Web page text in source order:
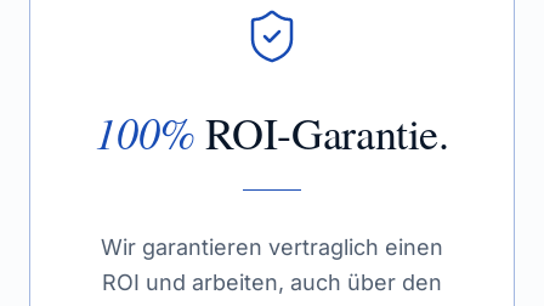
100%ROI-Garantie.
Wir garantieren vertraglich einen
ROI und arbeiten, auch über den